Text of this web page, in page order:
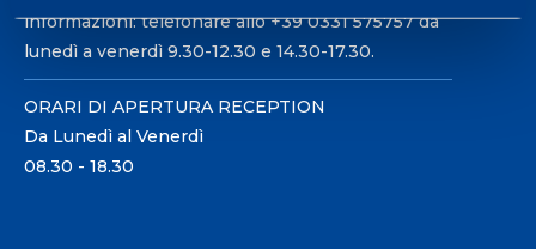
informazioni: telefonare allo +39 0331 575757 da
lunedì a venerdì 9.30-12.30 e 14.30-17.30.
ORARI DI APERTURA RECEPTION
Da Lunedì al Venerdì
08.30 - 18.30